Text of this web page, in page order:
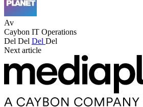
Av
Caybon IT Operations
Del Del Del Del
Next article